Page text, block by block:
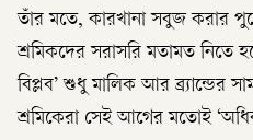
তাঁর মতে, কারখানা সবুজ করার
শ্রমিকদের সরাসরি মতামত নিতে
বিপ্লব’ শুধু মালিক আর ব্র্যান্ডের
শ্রমিকেরা সেই আগের মতোই